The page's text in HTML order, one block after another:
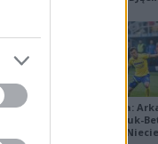
FORMA
Ekstraklasa:
Gdynia - Bruk-
Termalica